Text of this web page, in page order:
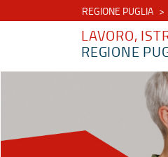
REGIONE PUGLIA
LAVORO,
REGIONE
Consigliera di parità - Lavoro,